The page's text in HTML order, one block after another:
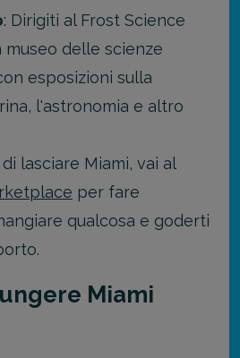
: Dirigiti al Frost Science
museo delle scienze
esposizioni sulla
l'astronomia e altro
lasciare Miami, vai al
per fare
qualcosa e goderti
Miami